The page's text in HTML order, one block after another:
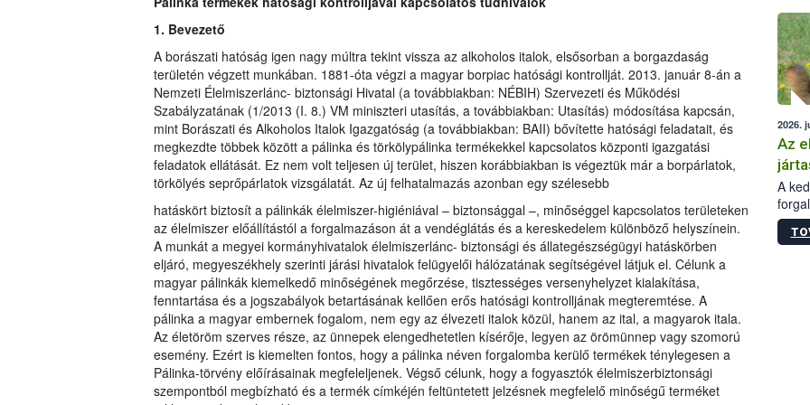
1. Bevezető
A borászati hatóság igen nagy múltra tekint vissza az alkoholos italok, elsősorban a borgazdaság
területén végzett munkában. 1881-óta végzi a magyar borpiac hatósági kontrollját. 2013. január 8-án a
Nemzeti Élelmiszerlánc- biztonsági Hivatal (a továbbiakban: NÉBIH) Szervezeti és Működési
Szabályzatának (1/2013 (I. 8.) VM miniszteri utasítás, a továbbiakban: Utasítás) módosítása kapcsán,
mint Borászati és Alkoholos Italok Igazgatóság (a továbbiakban: BAII) bővítette hatósági feladatait, és
megkezdte többek között a pálinka és törkölypálinka termékekkel kapcsolatos központi igazgatási
feladatok ellátását. Ez nem volt teljesen új terület, hiszen korábbiakban is végeztük már a borpárlatok,
törkölyés seprőpárlatok vizsgálatát. Az új felhatalmazás azonban egy szélesebb
hatáskört biztosít a pálinkák élelmiszer-higiéniával – biztonsággal –, minőséggel kapcsolatos területeken
az élelmiszer előállítástól a forgalmazáson át a vendéglátás és a kereskedelem különböző helyszínein.
A munkát a megyei kormányhivatalok élelmiszerlánc- biztonsági és állategészségügyi hatáskörben
eljáró, megyeszékhely szerinti járási hivatalok felügyelői hálózatának segítségével látjuk el. Célunk a
magyar pálinkák kiemelkedő minőségének megőrzése, tisztességes versenyhelyzet kialakítása,
fenntartása és a jogszabályok betartásának kellően erős hatósági kontrolljának megteremtése. A
pálinka a magyar embernek fogalom, nem egy az élvezeti italok közül, hanem az ital, a magyarok itala.
Az életöröm szerves része, az ünnepek elengedhetetlen kísérője, legyen az örömünnep vagy szomorú
esemény. Ezért is kiemelten fontos, hogy a pálinka néven forgalomba kerülő termékek ténylegesen a
Pálinka-törvény előírásainak megfeleljenek. Végső célunk, hogy a fogyasztók élelmiszerbiztonsági
szempontból megbízható és a termék címkéjén feltüntetett jelzésnek megfelelő minőségű terméket
2026.
Az
A